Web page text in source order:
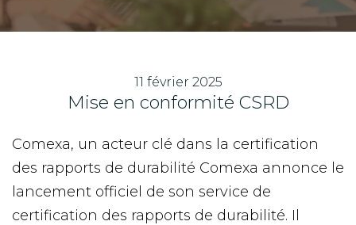
11 février 2025
Mise en conformité CSRD
Comexa, un acteur clé dans la certification
des rapports de durabilité Comexa annonce le
lancement officiel de son service de
certification des rapports de durabilité. Il